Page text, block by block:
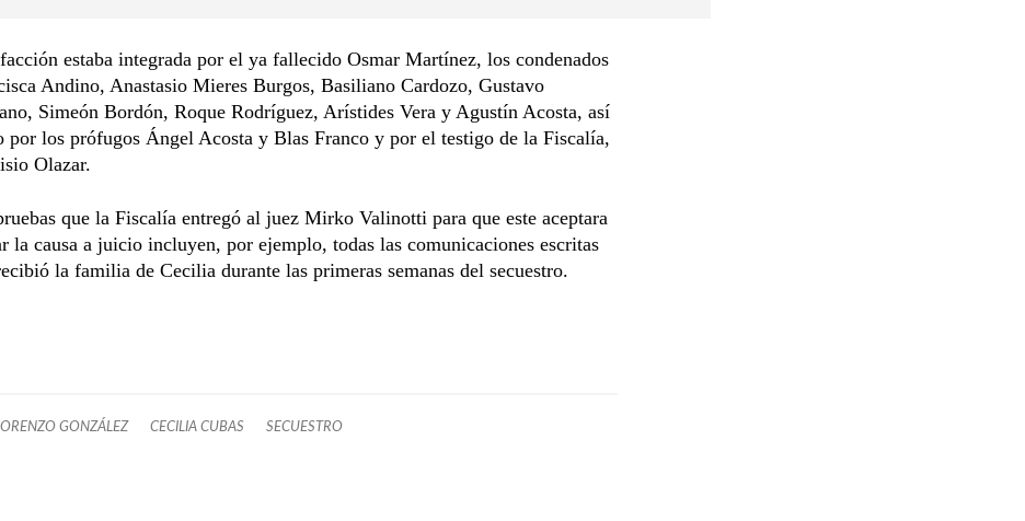
estaba integrada por el ya fallecido Osmar Martínez, los condenados
Andino, Anastasio Mieres Burgos, Basiliano Cardozo, Gustavo
Simeón Bordón, Roque Rodríguez, Arístides Vera y Agustín Acosta, así
por los prófugos Ángel Acosta y Blas Franco y por el testigo de la Fiscalía,
Olazar.
que la Fiscalía entregó al juez Mirko Valinotti para que este aceptara
la causa a juicio incluyen, por ejemplo, todas las comunicaciones escritas
la familia de Cecilia durante las primeras semanas del secuestro.
GONZÁLEZ CECILIA CUBAS SECUESTRO